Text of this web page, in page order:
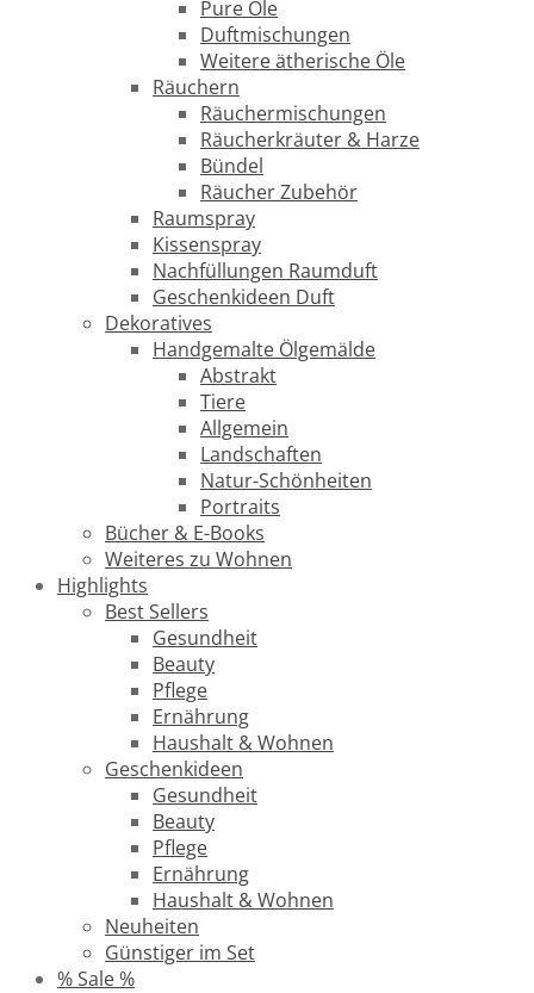
Pure Öle
Duftmischungen
Weitere ätherische Öle
Räuchern
Räuchermischungen
Räucherkräuter & Harze
Bündel
Räucher Zubehör
Raumspray
Kissenspray
Nachfüllungen Raumduft
Geschenkideen Duft
Dekoratives
Handgemalte Ölgemälde
Abstrakt
Tiere
Allgemein
Landschaften
Natur-Schönheiten
Portraits
Bücher & E-Books
Weiteres zu Wohnen
Highlights
Best Sellers
Gesundheit
Beauty
Pflege
Ernährung
Haushalt & Wohnen
Geschenkideen
Gesundheit
Beauty
Pflege
Ernährung
Haushalt & Wohnen
Neuheiten
Günstiger im Set
% Sale %